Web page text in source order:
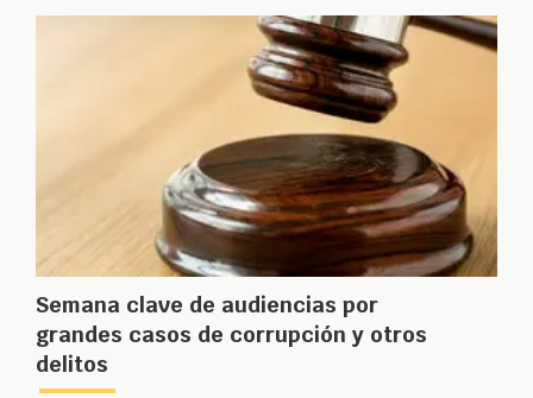
Semana clave de audiencias por
grandes casos de corrupción y otros
delitos